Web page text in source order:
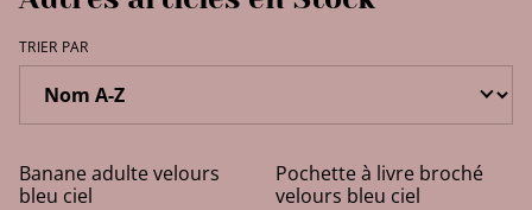
TRIER PAR
Banane adulte velours
bleu ciel
Pochette à livre broché
velours bleu ciel